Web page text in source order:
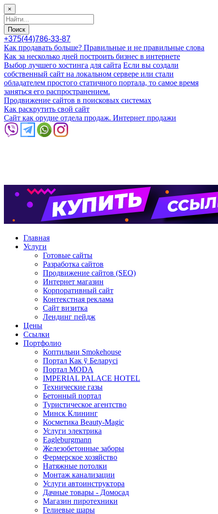
×
Поиск
+375(44)786-33-87
Как продавать больше? Правильные и не правильные слова
Как за несколько дней построить бизнес в интернете
Выбор лучшего хостинга для сайта Если вы создали
собственный сайт на локальном сервере или стали
обладателем простого статичного портала, то самое время
заняться его распространением.
Продвижение сайтов в поисковых системах
Как раскрутить свой сайт
Сайт как орудие отдела продаж. Интернет продажи
Главная
Услуги
Готовые сайты
Разработка сайтов
Продвижение сайтов (SEO)
Интернет магазин
Корпоративный сайт
Контекстная реклама
Сайт визитка
Лендинг пейдж
Цены
Ссылки
Портфолио
Коптильни Smokehouse
Портал Как ў Беларуcі
Портал MODA
IMPERIAL PALACE HOTEL
Технические газы
Бетонный портал
Туристическое агентство
Минск Клининг
Косметика Beauty-Magic
Услуги электрика
Eagleburgmann
Железобетонные заборы
Фермерское хозяйство
Натяжные потолки
Монтаж канализации
Услуги автоинструктора
Дачные товары - Домосад
Магазин пиротехники
Гелиевые шары